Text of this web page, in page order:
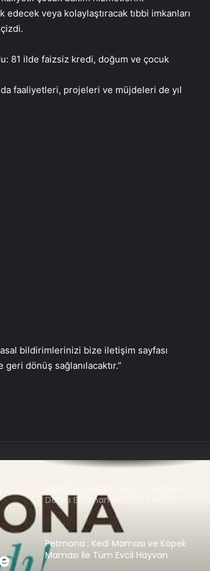
veya kolaylaştıracak tıbbi imkanları
faaliyetleri, projeleri ve müjdeleri de yıl
bildirimlerinizi bize iletişim sayfası
dönüş sağlanılacaktır.”
Teknopark’tan Dünyaya Açılıyor
Doğru Ekipman ve Ürün Seçimi
Petmona : Kedi Maması ve Köpek
Maması İle Tüm Evcil Hayvan
Ürünleri